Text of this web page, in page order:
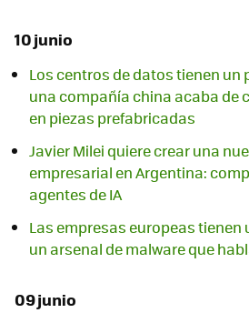
10 junio
Los centros de datos tienen un
una compañía china acaba de
en piezas prefabricadas
Javier Milei quiere crear una
empresarial en Argentina:
agentes de IA
Las empresas europeas tienen
un arsenal de malware que
09 junio